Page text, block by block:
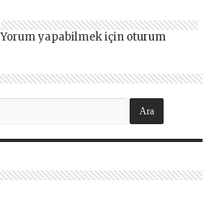
Yorum yapabilmek için oturum